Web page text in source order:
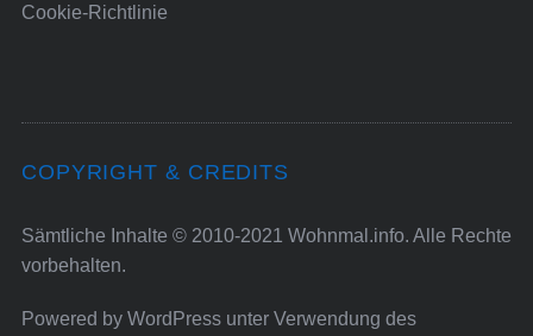
Cookie-Richtlinie
COPYRIGHT & CREDITS
Sämtliche Inhalte © 2010-2021 Wohnmal.info. Alle Rechte
vorbehalten.
Powered by WordPressunter Verwendung des